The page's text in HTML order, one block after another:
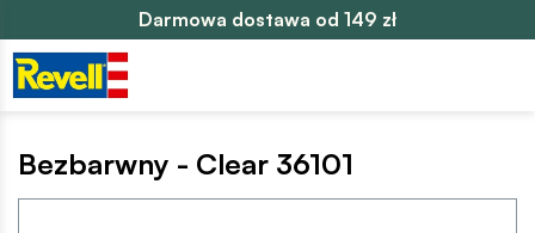
Darmowa dostawa od 149 zł
Bezbarwny - Clear 36101